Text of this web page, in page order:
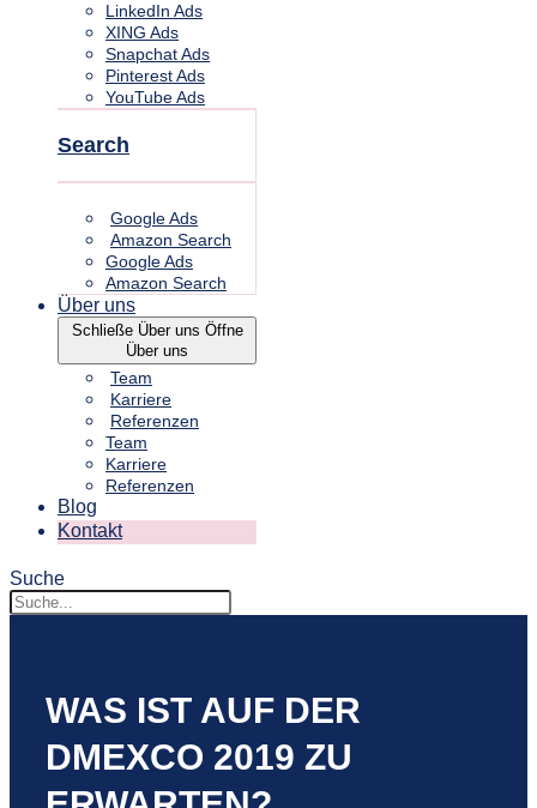
LinkedIn Ads
XING Ads
Snapchat Ads
Pinterest Ads
YouTube Ads
Search
Google Ads
Amazon Search
Google Ads
Amazon Search
Über uns
Schließe Über uns Öffne
Über uns
Team
Karriere
Referenzen
Team
Karriere
Referenzen
Blog
Kontakt
Suche
WAS IST AUF DER
DMEXCO 2019 ZU